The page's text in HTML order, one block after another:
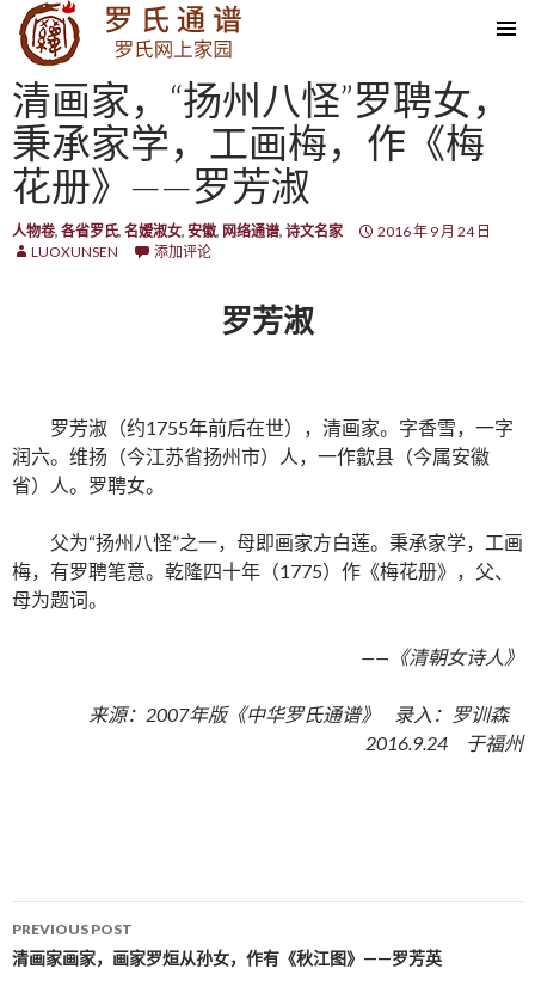
SKIP TO CONTENT
清画家，“扬州八怪”罗聘女，
秉承家学，工画梅，作《梅
花册》——罗芳淑
人物卷, 各省罗氏, 名嫒淑女, 安徽, 网络通谱, 诗文名家
2016 年 9 月 24 日
LUOXUNSEN
添加评论
罗芳淑
罗芳淑（约1755年前后在世），清画家。字香雪，一字
润六。维扬（今江苏省扬州市）人，一作歙县（今属安徽
省）人。罗聘女。
父为“扬州八怪”之一，母即画家方白莲。秉承家学，工画
梅，有罗聘笔意。乾隆四十年（1775）作《梅花册》，父、
母为题词。
——《清朝女诗人》
来源：2007年版《中华罗氏通谱》 录入：罗训森
2016.9.24 于福州
Post navigation
PREVIOUS POST
清画家画家，画家罗烜从孙女，作有《秋江图》——罗芳英